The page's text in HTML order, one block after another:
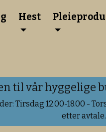
Hest
til vår hyggelige
Tirsdag 12.00-18.00 -
etter